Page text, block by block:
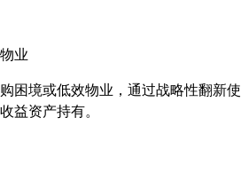
业
困境或低效物业，通过战略性翻新使
益资产持有。